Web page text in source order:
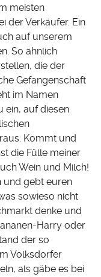
meisten
der Verkäufer. Ein
auf unserem
So ähnlich
die der
Gefangenschaft
im Namen
ein, auf diesen
Kommt und
die Fülle meiner
Wein und Milch!
und gebt euren
sowieso nicht
denke und
Harry oder
der so
Volksdorfer
als gäbe es bei